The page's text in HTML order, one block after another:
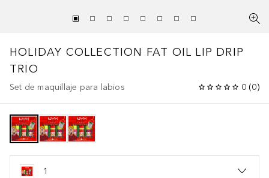
HOLIDAY COLLECTION FAT OIL LIP DRIP
TRIO
Set de maquillaje para labios 0 (0)
1